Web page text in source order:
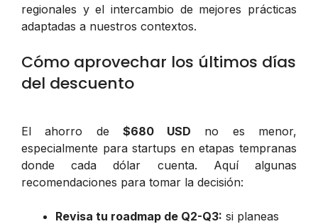
regionales y el intercambio de mejores prácticas
adaptadas a nuestros contextos.
Cómo aprovechar los últimos días
del descuento
El ahorro de $680 USD no es menor,
especialmente para startups en etapas tempranas
donde cada dólar cuenta. Aquí algunas
recomendaciones para tomar la decisión:
Revisa tu roadmap de Q2-Q3: si planeas